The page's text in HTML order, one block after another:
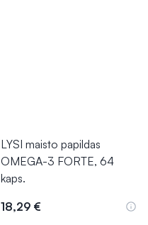
LYSI maisto papildas
OMEGA-3 FORTE, 64
kaps.
18,29 €